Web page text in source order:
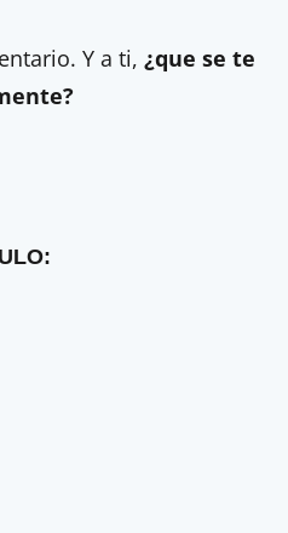
Y a ti, ¿que se te